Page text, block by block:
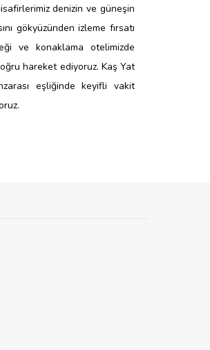
denizin ve güneşin
gökyüzünden izleme fırsatı
ve konaklama otelimizde
hareket ediyoruz. Kaş Yat
eşliğinde keyifli vakit